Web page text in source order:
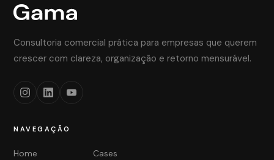
Consultoria comercial prática para empresas que querem
crescer com clareza, organização e retorno mensurável.
NAVEGAÇÃO
Home
Cases